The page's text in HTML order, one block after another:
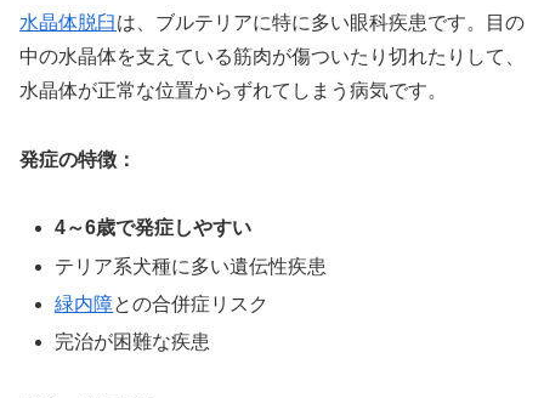
水晶体脱臼は、ブルテリアに特に多い眼科疾患です。目の
中の水晶体を支えている筋肉が傷ついたり切れたりして、
水晶体が正常な位置からずれてしまう病気です。
発症の特徴：
4～6歳で発症しやすい
テリア系犬種に多い遺伝性疾患
緑内障との合併症リスク
完治が困難な疾患